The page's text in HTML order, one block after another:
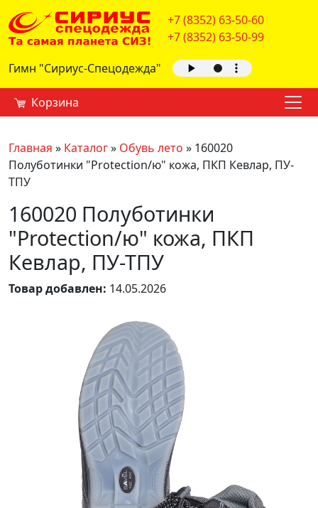
+7 (8352) 63-50-60
+7 (8352) 63-50-99
Гимн "Сириус-Спецодежда"
Корзина
Главная » Каталог» Обувь лето » 160020
Полуботинки "Protection/ю" кожа, ПКП Кевлар, ПУ-
ТПУ
160020 Полуботинки
"Protection/ю" кожа, ПКП
Кевлар, ПУ-ТПУ
Товар добавлен: 14.05.2026